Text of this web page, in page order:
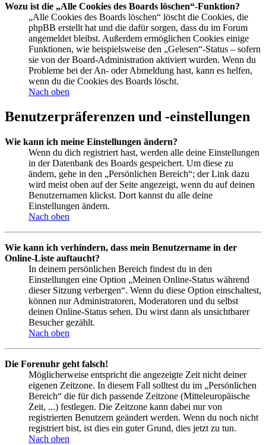
Wozu ist die „Alle Cookies des Boards löschen“-Funktion?
„Alle Cookies des Boards löschen“ löscht die Cookies, die
phpBB erstellt hat und die dafür sorgen, dass du im Forum
angemeldet bleibst. Außerdem ermöglichen Cookies einige
Funktionen, wie beispielsweise den „Gelesen“-Status – sofern
sie von der Board-Administration aktiviert wurden. Wenn du
Probleme bei der An- oder Abmeldung hast, kann es helfen,
wenn du die Cookies des Boards löscht.
Nach oben
Benutzerpräferenzen und -einstellungen
Wie kann ich meine Einstellungen ändern?
Wenn du dich registriert hast, werden alle deine Einstellungen
in der Datenbank des Boards gespeichert. Um diese zu
ändern, gehe in den „Persönlichen Bereich“; der Link dazu
wird meist oben auf der Seite angezeigt, wenn du auf deinen
Benutzernamen klickst. Dort kannst du alle deine
Einstellungen ändern.
Nach oben
Wie kann ich verhindern, dass mein Benutzername in der
Online-Liste auftaucht?
In deinem persönlichen Bereich findest du in den
Einstellungen eine Option „Meinen Online-Status während
dieser Sitzung verbergen“. Wenn du diese Option einschaltest,
können nur Administratoren, Moderatoren und du selbst
deinen Online-Status sehen. Du wirst dann als unsichtbarer
Besucher gezählt.
Nach oben
Die Forenuhr geht falsch!
Möglicherweise entspricht die angezeigte Zeit nicht deiner
eigenen Zeitzone. In diesem Fall solltest du im „Persönlichen
Bereich“ die für dich passende Zeitzone (Mitteleuropäische
Zeit, ...) festlegen. Die Zeitzone kann dabei nur von
registrierten Benutzern geändert werden. Wenn du noch nicht
registriert bist, ist dies ein guter Grund, dies jetzt zu tun.
Nach oben